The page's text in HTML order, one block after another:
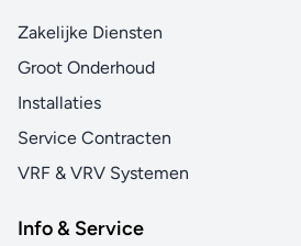
Zakelijke Diensten
Groot Onderhoud
Installaties
Service Contracten
VRF & VRV Systemen
Info & Service